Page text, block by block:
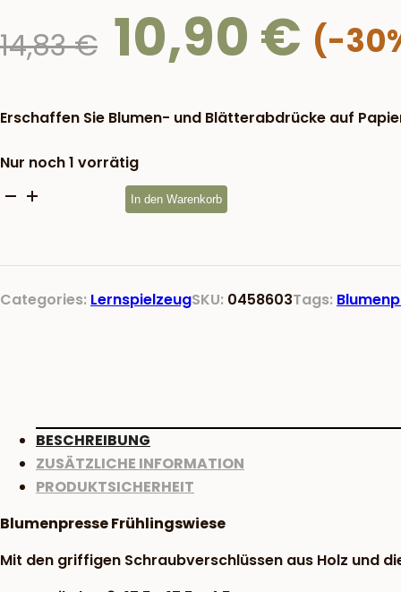
14,83€ Ursprünglicher
Preis
14,83 €
10,90 €
Erschaffen Sie Blumen- und Blätterabdrücke auf
Nur noch 1 vorrätig
Blumenpresse
In den Warenkorb
Categories: LernspielzeugSKU: 0458603Tags:
BESCHREIBUNG
ZUSÄTZLICHE INFORMATION
PRODUKTSICHERHEIT
Blumenpresse Frühlingswiese
Mit den griffigen Schraubverschlüssen aus Holz und